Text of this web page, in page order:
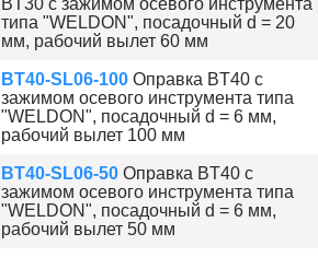
BT30 с зажимом осевого инструмента
типа "WELDON", посадочный d = 20
мм, рабочий вылет 60 мм
BT40-SL06-100 Оправка BT40 с
зажимом осевого инструмента типа
"WELDON", посадочный d = 6 мм,
рабочий вылет 100 мм
BT40-SL06-50 Оправка BT40 с
зажимом осевого инструмента типа
"WELDON", посадочный d = 6 мм,
рабочий вылет 50 мм